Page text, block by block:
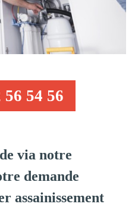
54 56
via notre
demande
assainissement